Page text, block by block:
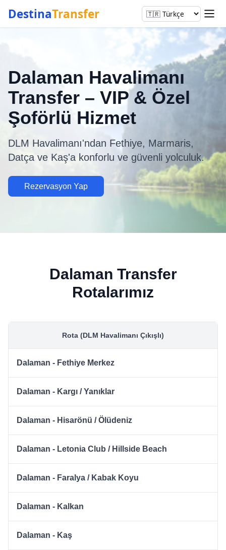
DestinaTransfer
Dalaman Havalimanı
Transfer – VIP & Özel
Şoförlü Hizmet
DLM Havalimanı'ndan Fethiye, Marmaris,
Datça ve Kaş'a konforlu ve güvenli yolculuk.
Rezervasyon Yap
Dalaman Transfer
Rotalarımız
Rota (DLM Havalimanı Çıkışlı)
Dalaman - Fethiye Merkez
Dalaman - Kargı / Yanıklar
Dalaman - Hisarönü / Ölüdeniz
Dalaman - Letonia Club / Hillside Beach
Dalaman - Faralya / Kabak Koyu
Dalaman - Kalkan
Dalaman - Kaş